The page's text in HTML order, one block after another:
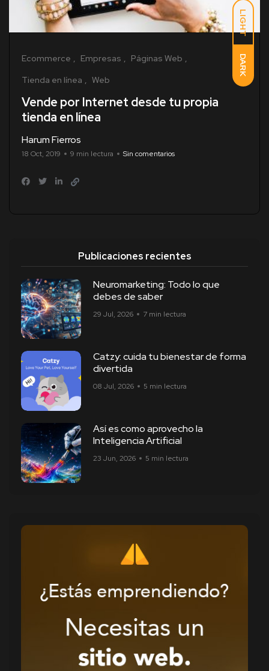
LIGHT
DARK
Ecommerce Empresas
Páginas Web
Tienda en línea
Web
Vende por Internet desde tu propia
tienda en línea
Harum Fierros
18 Oct, 2019 9 min lectura Sin comentarios
Publicaciones recientes
Neuromarketing: Todo lo que
debes de saber
29 Jul, 2026 7 min lectura
Catzy: cuida tu bienestar de forma
divertida
08 Jul, 2026 5 min lectura
Así es como aprovecho la
Inteligencia Artificial
23 Jun, 2026 5 min lectura